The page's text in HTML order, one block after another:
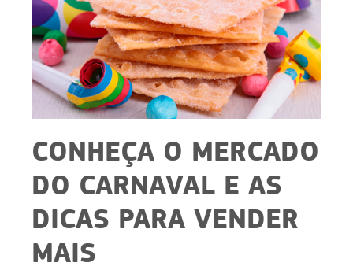
CONHEÇA O MERCADO
DO CARNAVAL E AS
DICAS PARA VENDER
MAIS